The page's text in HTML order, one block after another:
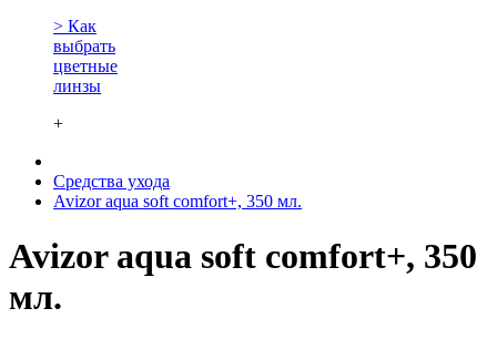
> Как
выбрать
цветные
линзы
+
Средства ухода
Avizor aqua soft comfort+, 350 мл.
Avizor aqua soft comfort+, 350
мл.